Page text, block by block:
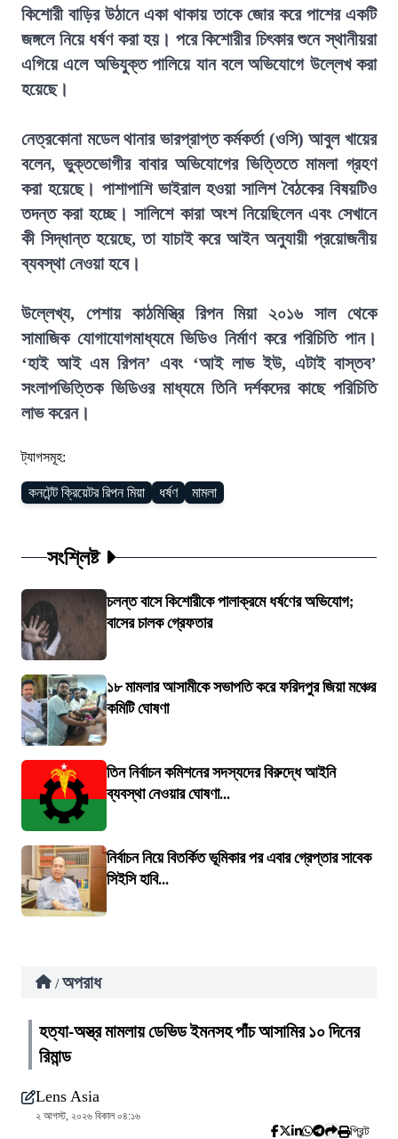
কিশোরী বাড়ির উঠানে একা থাকায় তাকে জোর করে পাশের একটি
জঙ্গলে নিয়ে ধর্ষণ করা হয়। পরে কিশোরীর চিৎকার শুনে স্থানীয়রা
এগিয়ে এলে অভিযুক্ত পালিয়ে যান বলে অভিযোগে উল্লেখ করা
হয়েছে।
নেত্রকোনা মডেল থানার ভারপ্রাপ্ত কর্মকর্তা (ওসি) আবুল খায়ের
বলেন, ভুক্তভোগীর বাবার অভিযোগের ভিত্তিতে মামলা গ্রহণ
করা হয়েছে। পাশাপাশি ভাইরাল হওয়া সালিশ বৈঠকের বিষয়টিও
তদন্ত করা হচ্ছে। সালিশে কারা অংশ নিয়েছিলেন এবং সেখানে
কী সিদ্ধান্ত হয়েছে, তা যাচাই করে আইন অনুযায়ী প্রয়োজনীয়
ব্যবস্থা নেওয়া হবে।
উল্লেখ্য, পেশায় কাঠমিস্ত্রি রিপন মিয়া ২০১৬ সাল থেকে
সামাজিক যোগাযোগমাধ্যমে ভিডিও নির্মাণ করে পরিচিতি পান।
‘হাই আই এম রিপন’ এবং ‘আই লাভ ইউ, এটাই বাস্তব’
সংলাপভিত্তিক ভিডিওর মাধ্যমে তিনি দর্শকদের কাছে পরিচিতি
লাভ করেন।
ট্যাগসমূহ:
কনটেন্ট ক্রিয়েটর রিপন মিয়া ধর্ষণ মামলা
সংশ্লিষ্ট
চলন্ত বাসে কিশোরীকে পালাক্রমে ধর্ষণের অভিযোগ;
বাসের চালক গ্রেফতার
১৮ মামলার আসামীকে সভাপতি করে ফরিদপুর জিয়া মঞ্চের
কমিটি ঘোষণা
তিন নির্বাচন কমিশনের সদস্যদের বিরুদ্ধে আইনি
ব্যবস্থা নেওয়ার ঘোষণা...
নির্বাচন নিয়ে বিতর্কিত ভূমিকার পর এবার গ্রেপ্তার সাবেক
সিইসি হাবি...
/ অপরাধ
হত্যা-অস্ত্র মামলায় ডেভিড ইমনসহ পাঁচ আসামির ১০ দিনের
রিমান্ড
Lens Asia
২ আগস্ট, ২০২৬ বিকাল ০৪:১৬
প্রিন্ট